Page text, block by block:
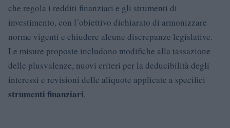
che regola i redditi finanziari e gli strumenti di
investimento, con l’obiettivo dichiarato di armonizzare
norme vigenti e chiudere alcune discrepanze legislative.
Le misure proposte includono modifiche alla tassazione
delle plusvalenze, nuovi criteri per la deducibilità degli
interessi e revisioni delle aliquote applicate a specifici
strumenti finanziari.